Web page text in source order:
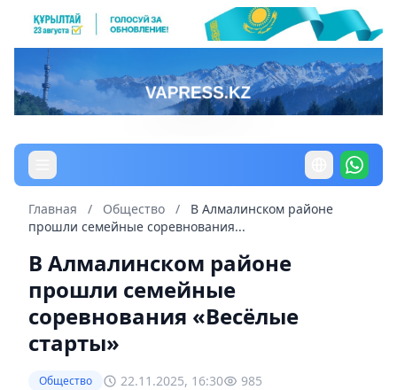
Главная / Общество /
В Алмалинском районе
прошли семейные соревнования...
В Алмалинском районе
прошли семейные
соревнования «Весёлые
старты»
Общество 22.11.2025, 16:30 985